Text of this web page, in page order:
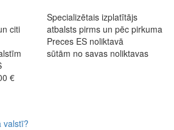
citi
Specializētais izplatītājs
atbalsts pirms un pēc pirkuma
Preces ES noliktavā
sūtām no savas noliktavas
€
valstī?